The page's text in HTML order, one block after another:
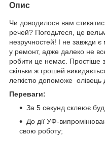
Опис
Чи доводилося вам
речей? Погодьтеся, це
незручностей! І не завжди є
у ремонт, адже далеко не
робити це немає. Простіше
скільки ж грошей
легкістю допоможе
Переваги:
За 5 секунд склеює
До дії УФ-
свою роботу;